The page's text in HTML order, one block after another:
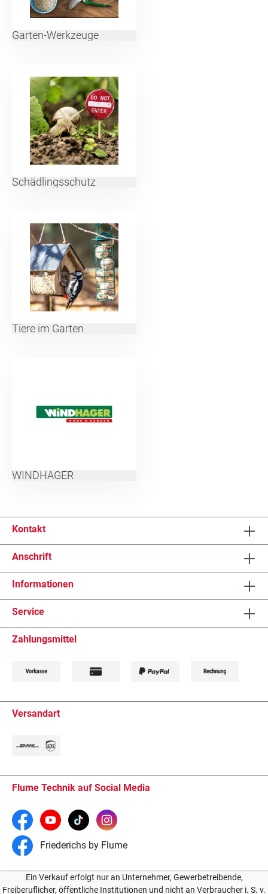
Garten-Werkzeuge
Schädlingsschutz
Tiere im Garten
WINDHAGER
Kontakt
Anschrift
Informationen
Service
Zahlungsmittel
Versandart
Flume Technik auf Social Media
Friederichs by Flume
Ein Verkauf erfolgt nur an Unternehmer, Gewerbetreibende,
Freiberuflicher, öffentliche Institutionen und nicht an Verbraucher i. S. v.